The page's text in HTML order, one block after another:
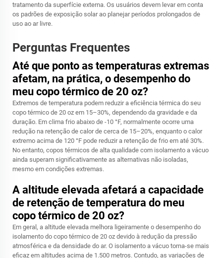
tratamento da superfície externa. Os usuários devem levar em conta
os padrões de exposição solar ao planejar períodos prolongados de
uso ao ar livre.
Perguntas Frequentes
Até que ponto as temperaturas extremas
afetam, na prática, o desempenho do
meu copo térmico de 20 oz?
Extremos de temperatura podem reduzir a eficiência térmica do seu
copo térmico de 20 oz em 15–30%, dependendo da gravidade e da
duração. Em clima frio abaixo de -10 °F, normalmente ocorre uma
redução na retenção de calor de cerca de 15–20%, enquanto o calor
extremo acima de 120 °F pode reduzir a retenção de frio em até 30%.
No entanto, copos térmicos de alta qualidade com isolamento a vácuo
ainda superam significativamente as alternativas não isoladas,
mesmo em condições extremas.
A altitude elevada afetará a capacidade
de retenção de temperatura do meu
copo térmico de 20 oz?
Em geral, a altitude elevada melhora ligeiramente o desempenho do
isolamento do copo térmico de 20 oz devido à redução da pressão
atmosférica e da densidade do ar. O isolamento a vácuo torna-se mais
eficaz em altitudes acima de 1.500 metros. Contudo, as variações de